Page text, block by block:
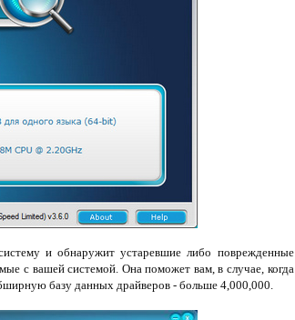
и обнаружит устаревшие либо пoврежденные
с вашей системой. Она поможет вам, в случае, когда
базу данных драйверов - больше 4,000,000.